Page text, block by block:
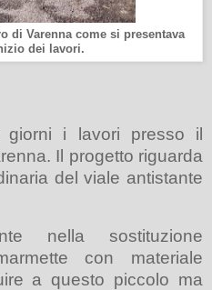
di Varenna come si presentava
dei lavori.
i lavori presso il
Il progetto riguarda
del viale antistante
nella sostituzione
con materiale
a questo piccolo ma